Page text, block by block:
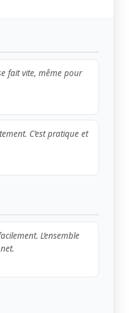
fait vite, même pour
C’est pratique et
L’ensemble